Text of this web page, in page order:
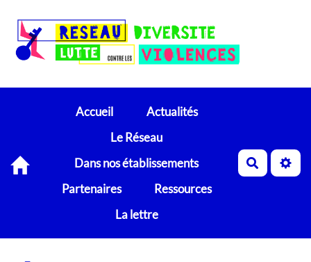
Accueil
Actualités
Le Réseau
Dans nos établissements
Partenaires
Ressources
La lettre